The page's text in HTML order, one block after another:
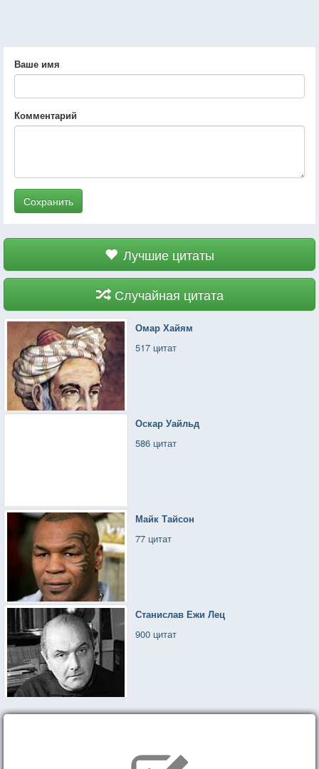
Ваше имя
Комментарий
Сохранить
Лучшие цитаты
Случайная цитата
Омар Хайям
517 цитат
Оскар Уайльд
586 цитат
Майк Тайсон
77 цитат
Станислав Ежи Лец
900 цитат